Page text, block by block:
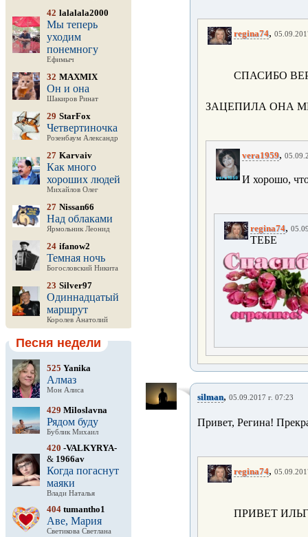
42 lalalala2000
Мы теперь
уходим
понемногу
Ефимыч
32 MAXMIX
Он и она
Шакиров Ринат
29 StarFox
Четвертиночка
Розенбаум Александр
27 Karvaiv
Как много
хороших людей
Михайлов Олег
27 Nissan66
Над облаками
Ярмольник Леонид
24 ifanow2
Темная ночь
Богословский Никита
23 Silver97
Одиннадцатый
маршрут
Королев Анатолий
Песня недели
525 Yanika
Алмаз
Мон Алиса
429 Miloslavna
Рядом буду
Бублик Михаил
420 -VALKYRYA-
& 1966av
Когда погаснут
маяки
Влади Наталья
404 tumantho1
Аве, Мария
Светикова Светлана
regina74,
СПАСИБО
ЗАЦЕПИЛА ОНА
vera1959,
И хорошо,
regina74,
ТЕБЕ
silman, 05.09.2017 г. 07:23
Привет, Регина!
regina74,
ПРИВЕТ